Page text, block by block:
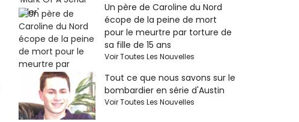
Un père de Caroline du Nord
écope de la peine de mort
pour le meurtre par torture de
sa fille de 15 ans
Voir Toutes Les Nouvelles
Tout ce que nous savons sur le
bombardier en série d'Austin
Voir Toutes Les Nouvelles